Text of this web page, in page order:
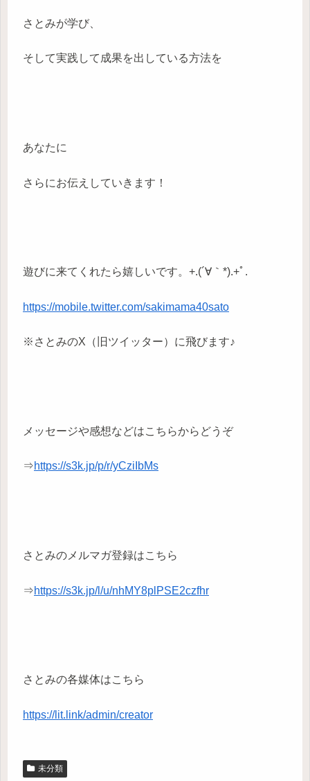
さとみが学び、
そして実践して成果を出している方法を
あなたに
さらにお伝えしていきます！
遊びに来てくれたら嬉しいです。+.(´∀｀*).+ﾟ.
https://mobile.twitter.com/sakimama40sato
※さとみのX（旧ツイッター）に飛びます♪
メッセージや感想などはこちらからどうぞ
⇒https://s3k.jp/p/r/yCziIbMs
さとみのメルマガ登録はこちら
⇒https://s3k.jp/l/u/nhMY8plPSE2czfhr
さとみの各媒体はこちら
https://lit.link/admin/creator
未分類